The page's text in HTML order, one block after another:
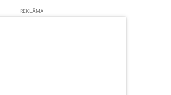
REKLĀMA